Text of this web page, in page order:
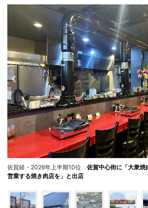
佐賀経・2026年上半期10位 佐賀中心街に「大衆焼
営業する焼き肉店を」と出店